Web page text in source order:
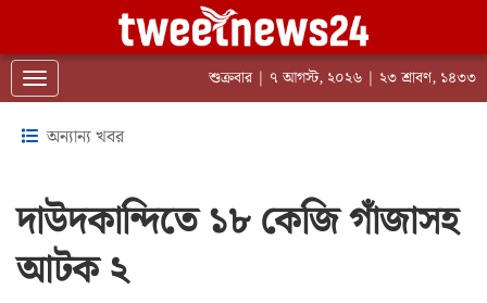
Toggle navigation শুক্রবার | ৭ আগস্ট, ২০২৬ | ২৩ শ্রাবণ, ১৪৩৩
অন্যান্য খবর
দাউদকান্দিতে ১৮ কেজি গাঁজাসহ
আটক ২